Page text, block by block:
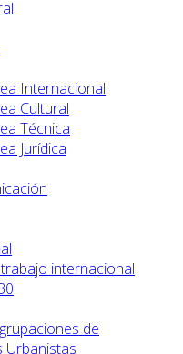
Internacional
Cultural
Técnica
Jurídica
internacional
de
Urbanistas